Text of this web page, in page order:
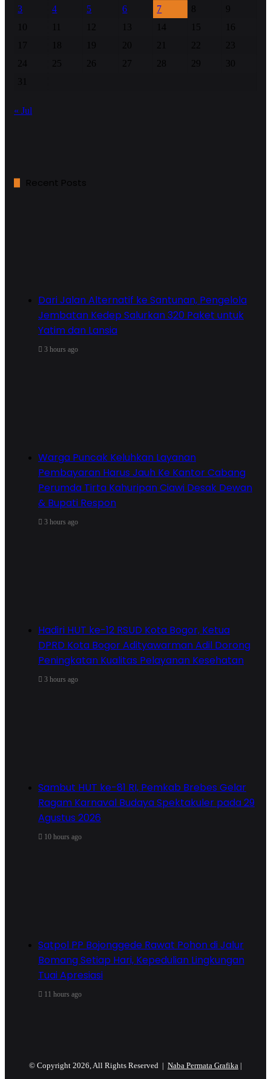
3
4 5 6 7 8
9
10
12 13 14 15
16
17
18 19 20
23
24
25 26 27 28 29
30
31
« Jul
Recent Posts
Dari Jalan Alternatif ke Santunan, Pengelola
Jembatan Kedep Salurkan 320 Paket untuk
Yatim dan Lansia
3 hours ago
Warga Puncak Keluhkan Layanan
Pembayaran Harus Jauh Ke Kantor Cabang
Perumda Tirta Kahuripan Ciawi Desak Dewan
& Bupati Respon
3 hours ago
Hadiri HUT ke-12 RSUD Kota Bogor, Ketua
DPRD Kota Bogor Adityawarman Adil Dorong
Peningkatan Kualitas Pelayanan Kesehatan
3 hours ago
Sambut HUT ke-81 RI, Pemkab Brebes Gelar
Ragam Karnaval Budaya Spektakuler pada 29
Agustus 2026
10 hours ago
Satpol PP Bojonggede Rawat Pohon di Jalur
Bomang Setiap Hari, Kepedulian Lingkungan
Tuai Apresiasi
11 hours ago
© Copyright 2026, All Rights Reserved | Naba Permata Grafika |